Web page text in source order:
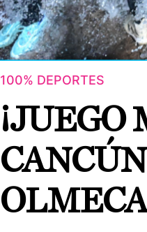
100% DEPORTES
¡JUEGO